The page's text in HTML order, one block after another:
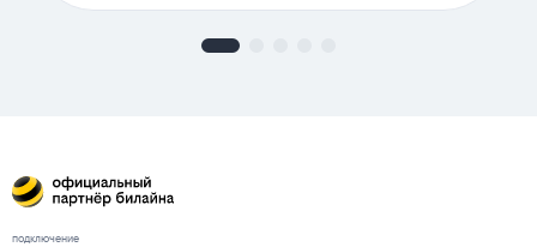
подключение